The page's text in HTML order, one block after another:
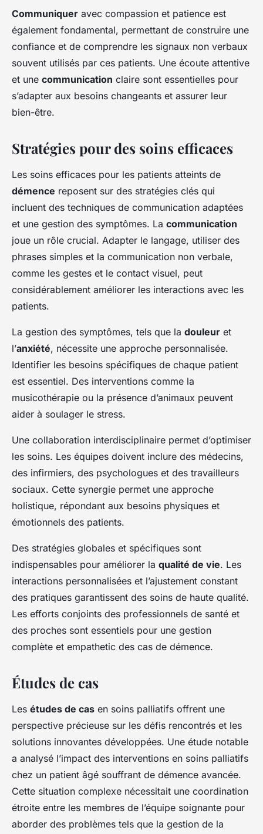
Communiquer avec compassion et patience est
également fondamental, permettant de construire une
confiance et de comprendre les signaux non verbaux
souvent utilisés par ces patients. Une écoute attentive
et une communication claire sont essentielles pour
s’adapter aux besoins changeants et assurer leur
bien-être.
Stratégies pour des soins efficaces
Les soins efficaces pour les patients atteints de
démence reposent sur des stratégies clés qui
incluent des techniques de communication adaptées
et une gestion des symptômes. La communication
joue un rôle crucial. Adapter le langage, utiliser des
phrases simples et la communication non verbale,
comme les gestes et le contact visuel, peut
considérablement améliorer les interactions avec les
patients.
La gestion des symptômes, tels que la douleur et
l’anxiété, nécessite une approche personnalisée.
Identifier les besoins spécifiques de chaque patient
est essentiel. Des interventions comme la
musicothérapie ou la présence d’animaux peuvent
aider à soulager le stress.
Une collaboration interdisciplinaire permet d’optimiser
les soins. Les équipes doivent inclure des médecins,
des infirmiers, des psychologues et des travailleurs
sociaux. Cette synergie permet une approche
holistique, répondant aux besoins physiques et
émotionnels des patients.
Des stratégies globales et spécifiques sont
indispensables pour améliorer la qualité de vie. Les
interactions personnalisées et l’ajustement constant
des pratiques garantissent des soins de haute qualité.
Les efforts conjoints des professionnels de santé et
des proches sont essentiels pour une gestion
complète et empathetic des cas de démence.
Études de cas
Les études de cas en soins palliatifs offrent une
perspective précieuse sur les défis rencontrés et les
solutions innovantes développées. Une étude notable
a analysé l’impact des interventions en soins palliatifs
chez un patient âgé souffrant de démence avancée.
Cette situation complexe nécessitait une coordination
étroite entre les membres de l’équipe soignante pour
aborder des problèmes tels que la gestion de la